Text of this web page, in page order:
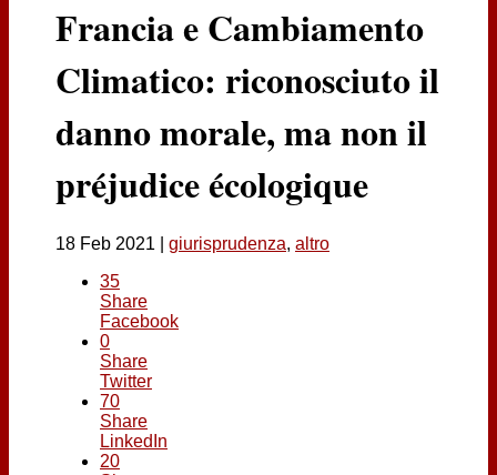
Recensioni
Documentazione
Cartaceo
Francia e Cambiamento
Climatico: riconosciuto il
danno morale, ma non il
préjudice écologique
18 Feb 2021 giurisprudenza, altro
35
Share
Facebook
0
Share
Twitter
70
Share
LinkedIn
20